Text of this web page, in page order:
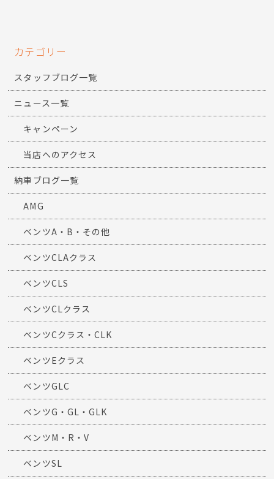
カテゴリー
スタッフブログ一覧
ニュース一覧
キャンペーン
当店へのアクセス
納車ブログ一覧
AMG
ベンツA・B・その他
ベンツCLAクラス
ベンツCLS
ベンツCLクラス
ベンツCクラス・CLK
ベンツEクラス
ベンツGLC
ベンツG・GL・GLK
ベンツM・R・V
ベンツSL